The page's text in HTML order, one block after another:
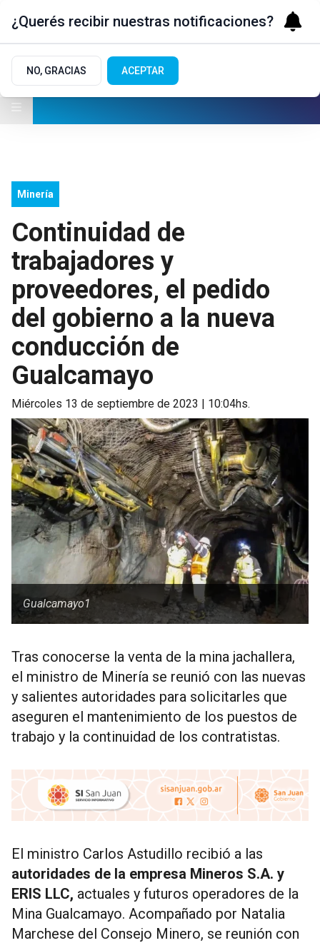
Minería
Continuidad de
trabajadores y
proveedores, el pedido
del gobierno a la nueva
conducción de
Gualcamayo
miércoles 13 de septiembre de 2023 | 10:04hs.
Gualcamayo1
Tras conocerse la venta de la mina jachallera,
el ministro de Minería se reunió con las nuevas
y salientes autoridades para solicitarles que
aseguren el mantenimiento de los puestos de
trabajo y la continuidad de los contratistas.
El ministro Carlos Astudillo recibió a las
autoridades de la empresa Mineros S.A. y
ERIS LLC, actuales y futuros operadores de la
Mina Gualcamayo. Acompañado por Natalia
Marchese del Consejo Minero, se reunión con
¿Querés recibir nuestras notificaciones?
NO, GRACIAS ACEPTAR